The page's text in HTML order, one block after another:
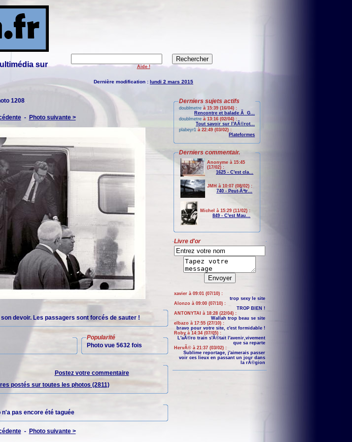
sur
Aide !
Dernière modification : lundi 2 mars 2015
1208
- Photo suivante >
devoir. Les passagers sont forcés de sauter !
Popularité
Photo vue 5632 fois
Postez votre commentaire
postés sur toutes les photos (2811)
n'a pas encore été taguée
- Photo suivante >
Derniers sujets actifs
doublmetre à 15:39 (16/04) :
Rencontre et balade Ã G...
doublmetre à 13:16 (02/04) :
Tout savoir sur l'AÃ©rot...
plabeyr1 à 22:49 (03/02) :
Plateformes
Derniers commentair.
Anonyme à 15:45
(17/02) :
1625 - C'est cla...
JMH à 10:07 (08/02) :
740 - Peut-Ãªtr...
Michel à 15:29 (11/02) :
849 - C'est Mau...
Livre d'or
xavier à 09:01 (07/10) :
trop sexy le site
Alonzo à 09:00 (07/10) :
TROP BIEN !
ANTONYTAI à 18:28 (22/04) :
Wallah trop beau se site
elbazo à 17:55 (27/10) :
bravo pour votre site, c'est formidable !
Roby à 14:34 (07/05) :
L'aÃ©ro train s'Ã©tait l'avenir,vivement
que sa reparte
HervÃ© à 21:37 (03/02) :
Sublime reportage, j'aimerais passer
voir ces lieux en passant un jour dans
la rÃ©gion